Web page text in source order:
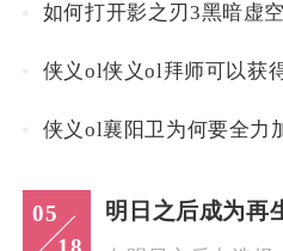
如何打开影之刃3黑暗虚
侠义ol侠义ol拜师可以获
侠义ol襄阳卫为何要全力
05
明日之后成为再